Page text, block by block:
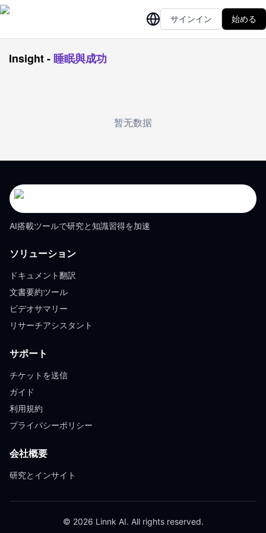
サインイン 始める
Insight- 睡眠與成功
暂无数据
AI搭載ツールで研究と知識習得を加速
ソリューション
ドキュメント翻訳
文書要約ツール
ビデオサマリー
リサーチアシスタント
サポート
チケットを送信
ガイド
利用規約
プライバシーポリシー
会社概要
研究とインサイト
© 2026 Linnk AI. All rights reserved.